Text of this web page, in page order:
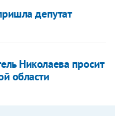
депутат
Николаева просит
области